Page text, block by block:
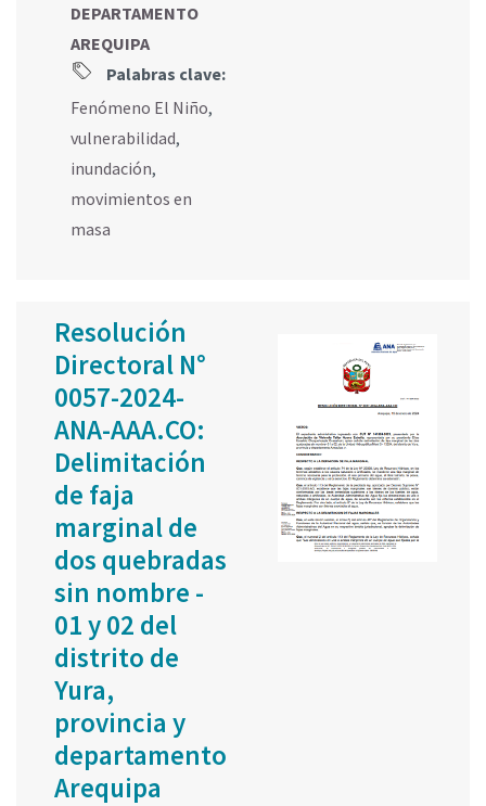
DEPARTAMENTO
AREQUIPA
Palabras clave:
Fenómeno El Niño,
vulnerabilidad,
inundación,
movimientos en
masa
Resolución
Directoral N°
0057-2024-
ANA-AAA.CO:
Delimitación
de faja
marginal de
dos quebradas
sin nombre -
01 y 02 del
distrito de
Yura,
provincia y
departamento
Arequipa